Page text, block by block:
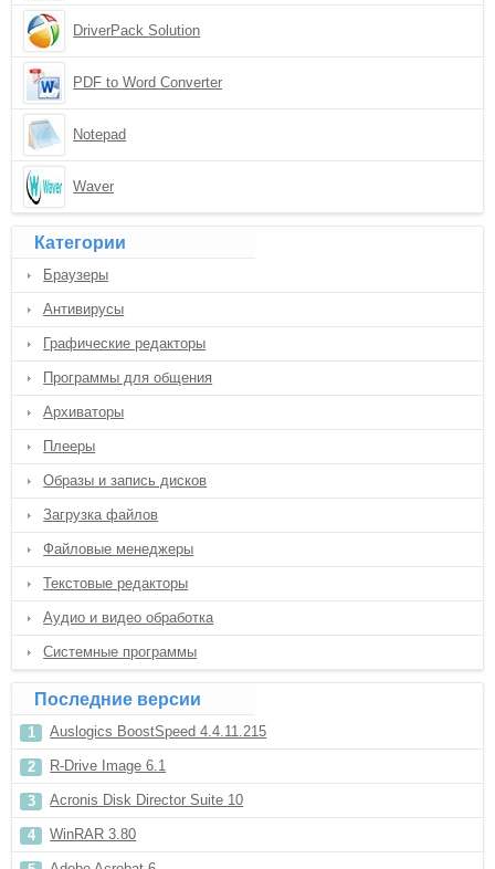
DriverPack Solution
PDF to Word Converter
Notepad
Waver
Категории
Браузеры
Антивирусы
Графические редакторы
Программы для общения
Архиваторы
Плееры
Образы и запись дисков
Загрузка файлов
Файловые менеджеры
Текстовые редакторы
Аудио и видео обработка
Системные программы
Последние версии
Auslogics BoostSpeed 4.4.11.215
R-Drive Image 6.1
Acronis Disk Director Suite 10
WinRAR 3.80